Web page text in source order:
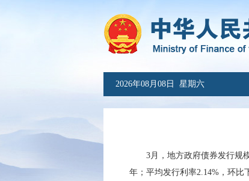
2026年08月08日 星期六
3月，地方政府债券发行规
年；平均发行利率2.14%，环比